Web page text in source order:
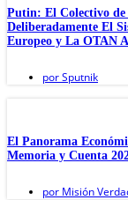
Putin: El Colectivo de
Deliberadamente El
Europeo y La OTAN
porSputnik
El Panorama
Memoria y Cuenta
por Misión